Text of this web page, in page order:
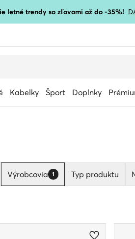
letné trendy so zľavami až do -35%!
Kabelky Šport Doplnky
Výrobcovia 1 Typ produktu